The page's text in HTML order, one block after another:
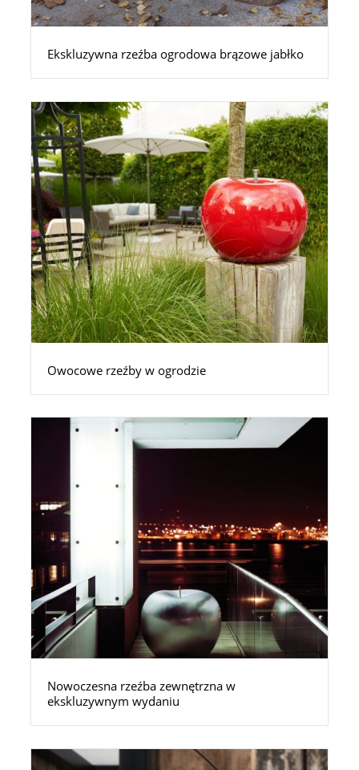
Ekskluzywna rzeźba ogrodowa brązowe jabłko
Owocowe rzeźby w ogrodzie
Nowoczesna rzeźba zewnętrzna w
ekskluzywnym wydaniu